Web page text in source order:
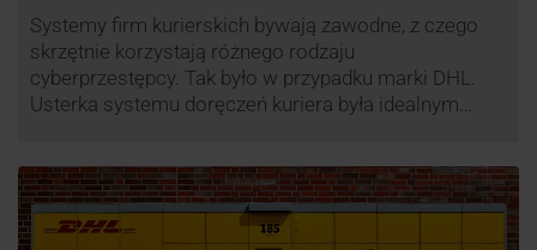
Systemy firm kurierskich bywają zawodne, z czego
skrzętnie korzystają różnego rodzaju
cyberprzestępcy. Tak było w przypadku marki DHL.
Usterka systemu doręczeń kuriera była idealnym
oszukać cyberprzestępcom, którzy próbują
wykorzystać problemy przedsiębiorstw działających
w branży kurierskiej?